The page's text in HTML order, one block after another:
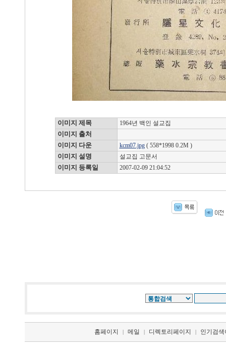
이미지 제목 1964년 백인 설교집
이미지 출처
이미지 다운
kcm07.jpg( 558*1998 0.2M )
이미지 설명 설교집 고문서
이미지 등록일 2007-02-09 21:04:52
홈페이지 | 메일 | 디렉토리페이지 | 인기검색